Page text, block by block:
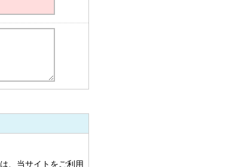
、当サイトをご利用